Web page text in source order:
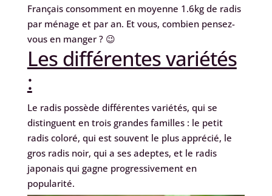
Français consomment en moyenne 1.6kg de radis
par ménage et par an. Et vous, combien pensez-
vous en manger ? 😉
Les différentes variétés
:
Le radis possède différentes variétés, qui se
distinguent en trois grandes familles : le petit
radis coloré, qui est souvent le plus apprécié, le
gros radis noir, qui a ses adeptes, et le radis
japonais qui gagne progressivement en
popularité.